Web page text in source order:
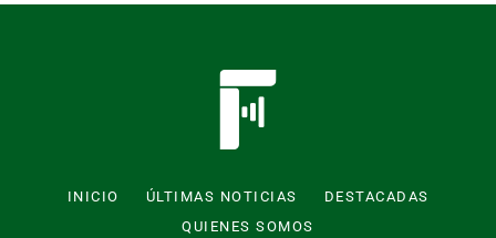
INICIO ÚLTIMAS NOTICIAS
DESTACADAS
QUIENES SOMOS